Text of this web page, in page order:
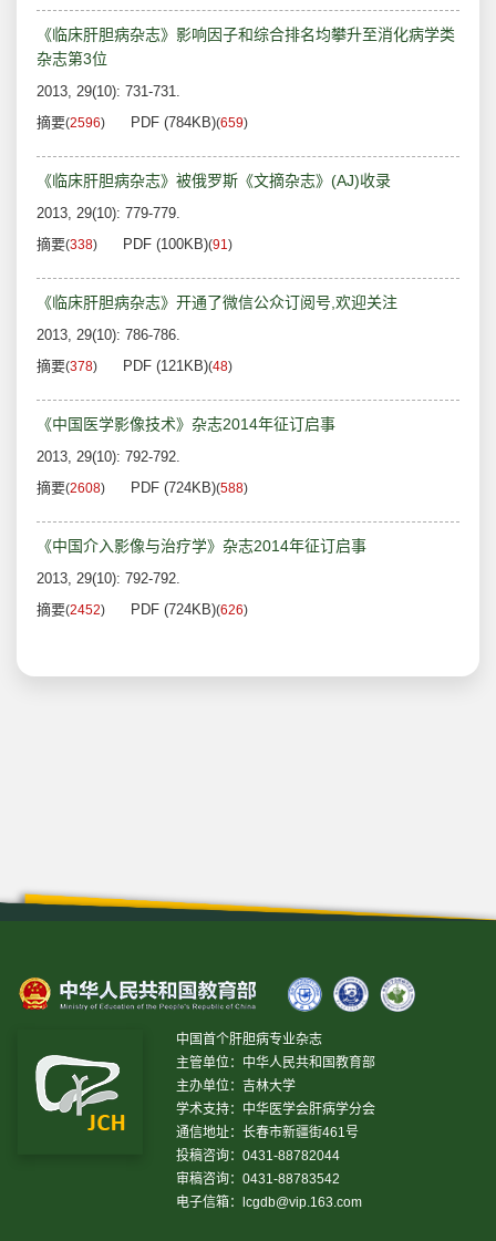
《临床肝胆病杂志》影响因子和综合排名均攀升至消化病学类
杂志第3位
2013, 29(10): 731-731.
摘要(2596) PDF (784KB)(659)
《临床肝胆病杂志》被俄罗斯《文摘杂志》(AJ)收录
2013, 29(10): 779-779.
摘要(338) PDF (100KB)(91)
《临床肝胆病杂志》开通了微信公众订阅号,欢迎关注
2013, 29(10): 786-786.
摘要(378) PDF (121KB)(48)
《中国医学影像技术》杂志2014年征订启事
2013, 29(10): 792-792.
摘要(2608) PDF (724KB)(588)
《中国介入影像与治疗学》杂志2014年征订启事
2013, 29(10): 792-792.
摘要(2452) PDF (724KB)(626)
中国首个肝胆病专业杂志
主管单位：中华人民共和国教育部
主办单位：吉林大学
学术支持：中华医学会肝病学分会
通信地址：长春市新疆街461号
投稿咨询：0431-88782044
审稿咨询：0431-88783542
电子信箱：
lcgdb@vip.163.com